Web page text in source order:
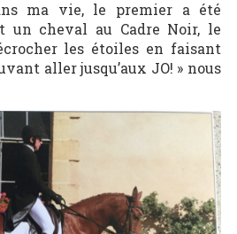
ma vie, le premier a été
un cheval au Cadre Noir, le
les étoiles en faisant
aller jusqu’aux JO! » nous